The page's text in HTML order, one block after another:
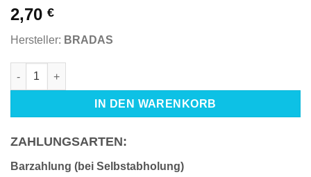
2,70 €
Hersteller: BRADAS
PE Verlegerohr 25mm ;1m Menge
IN DEN WARENKORB
ZAHLUNGSARTEN:
Barzahlung (bei Selbstabholung)